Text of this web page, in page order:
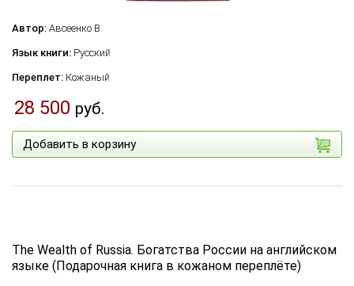
Автор: Авсеенко В.
Язык книги: Русский
Переплет: Кожаный
28 500 руб.
Добавить в корзину
The Wealth of Russia. Богатства России на английском
языке (Подарочная книга в кожаном переплёте)